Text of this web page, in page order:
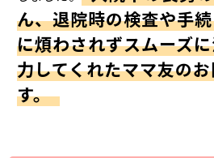
ん、退院時の検査や手
に煩わされずスムーズ
力してくれたママ友の
す。